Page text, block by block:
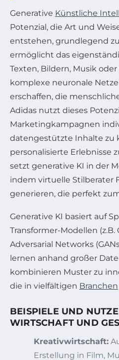
Generative Künstliche
Potenzial, die Art und
entstehen, grundlegend
ermöglicht das
Texten, Bildern, Musik
komplexe neuronale
erschaffen, die
Adidas nutzt dieses
Marketingkampagnen
datengestützte Inhalte zu
personalisierte Erlebnisse
setzt generative KI in der
indem virtuelle Stilberater
generieren, die perfekt
Generative KI basiert auf
Transformer-Modellen (z.B.
Adversarial Networks
lernen anhand großer
kombinieren Muster zu
die in vielfältigen Branchen
BEISPIELE UND
WIRTSCHAFT UND
Kreativwirtschaft:
Erstellung in Film,